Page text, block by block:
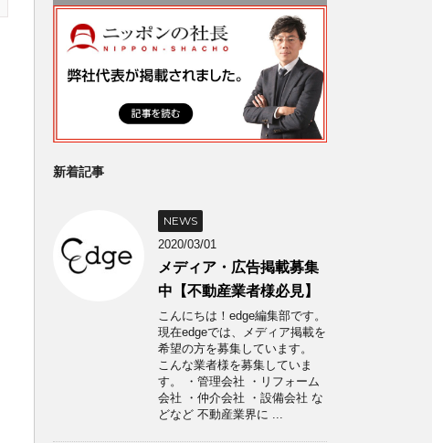
新着記事
NEWS
2020/03/01
メディア・広告掲載募集
中【不動産業者様必見】
こんにちは！edge編集部です。
現在edgeでは、メディア掲載を
希望の方を募集しています。
こんな業者様を募集していま
す。 ・管理会社 ・リフォーム
会社 ・仲介会社 ・設備会社 な
どなど 不動産業界に ...